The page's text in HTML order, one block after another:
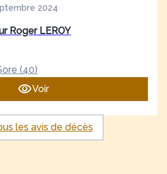
2024
Roger LEROY
(40)
Voir
les avis de décès